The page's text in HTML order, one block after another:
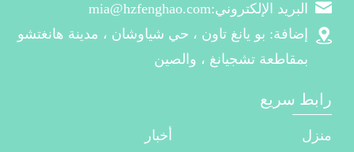
البريد الإلكتروني:mia@hzfenghao.com
إضافة: بو يانغ تاون ، حي شياوشان ، مدينة هانغتشو
بمقاطعة تشجيانغ ، والصين
رابط سريع
منزل
أخبار